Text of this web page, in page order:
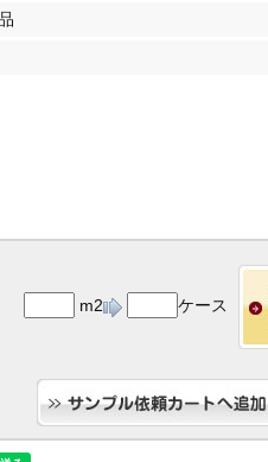
m2 ケース